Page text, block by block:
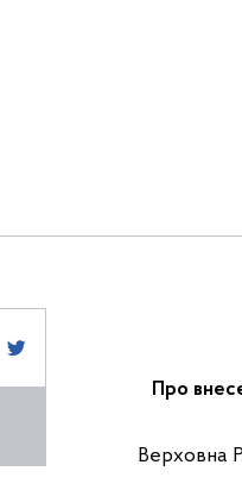
Про
Верховна